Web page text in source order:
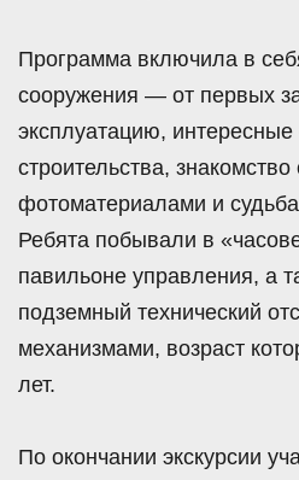
Программа включила в
сооружения — от первых
эксплуатацию, интересные
строительства,
фотоматериалами и
Ребята побывали в
павильоне управления, а
подземный технический
механизмами, возраст
лет.
По окончании экскурсии